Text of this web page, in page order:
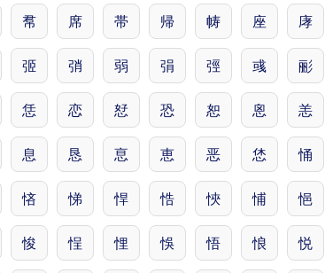
帬 席 帯 帰 帱 座 庨
弬 弰 弱 弲 弳 彧 彨
恁 恋 恏 恐 恕 恖 恙
息 恳 恴 恵 恶 恷 悀
悋 悌 悍 悎 悏 悑 悒
悛 悜 悝 悞 悟 悢 悦